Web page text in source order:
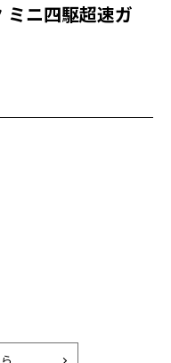
ミニ四駆超速ガ